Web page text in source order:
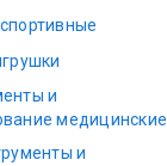
и
медицинские
и